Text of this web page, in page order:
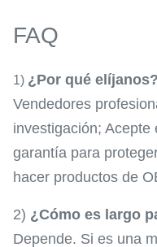
FAQ
1) ¿Por qué elíjanos?
Vendedores
investigación;
garantía para
hacer productos de
2) ¿Cómo es largo
Depende. Si es una